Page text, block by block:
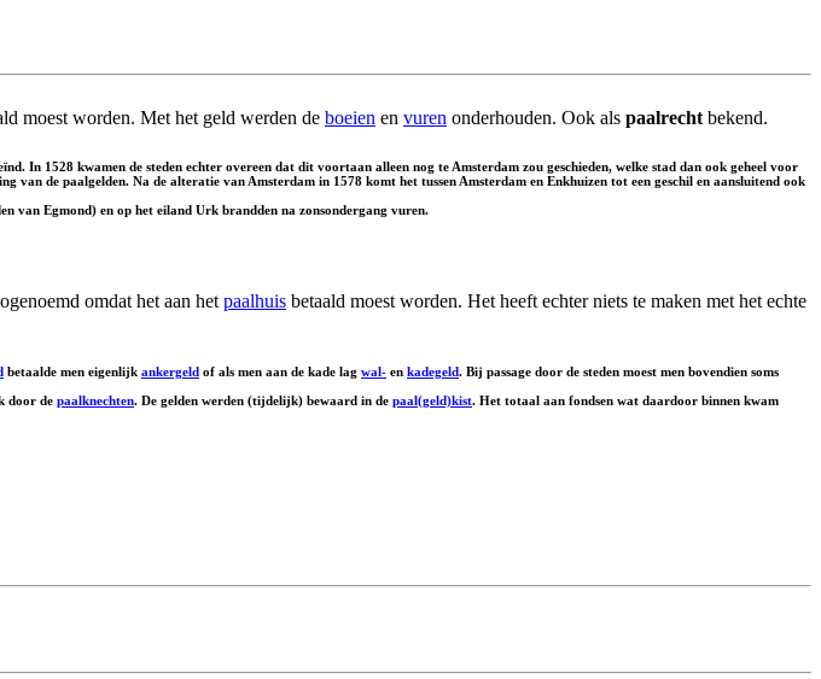
moest worden. Met het geld werden de boeien en vuren onderhouden. Ook als paalrecht bekend.
In 1528 kwamen de steden echter overeen dat dit voortaan alleen nog te Amsterdam zou geschieden, welke stad dan ook geheel voor
de paalgelden. Na de alteratie van Amsterdam in 1578 komt het tussen Amsterdam en Enkhuizen tot een geschil en aansluitend ook
van Egmond) en op het eiland Urk brandden na zonsondergang vuren.
omdat het aan het paalhuis betaald moest worden. Het heeft echter niets te maken met het echte
betaalde men eigenlijk ankergeld of als men aan de kade lag wal- en kadegeld. Bij passage door de steden moest men bovendien soms
door de paalknechten. De gelden werden (tijdelijk) bewaard in de paal(geld)kist. Het totaal aan fondsen wat daardoor binnen kwam